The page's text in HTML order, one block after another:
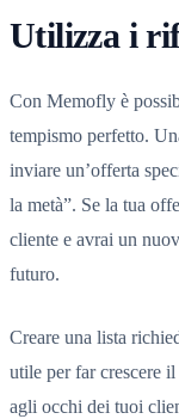
Utilizza i
Con Memofly è
tempismo perfetto.
inviare un’offerta
la metà”. Se la tua
cliente e avrai un
futuro.
Creare una lista
utile per far crescere
agli occhi dei tuoi